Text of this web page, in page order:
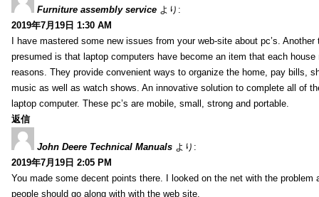
Furniture assembly service より:
2019年7月19日 1:30 AM
I have mastered some new issues from your web-site about pc’s. Another
presumed is that laptop computers have become an item that each
reasons. They provide convenient ways to organize the home, pay bills,
music as well as watch shows. An innovative solution to complete all of
laptop computer. These pc’s are mobile, small, strong and portable.
返信
John Deere Technical Manuals より:
2019年7月19日 2:05 PM
You made some decent points there. I looked on the net with the problem
people should go along with with the web site.